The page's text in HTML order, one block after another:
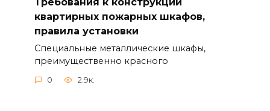
квартирных пожарных шкафов,
правила установки
Специальные металлические шкафы,
преимущественно красного
0 2.9к.